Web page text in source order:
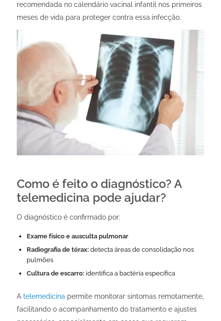
recomendada no calendário vacinal infantil nos primeiros
meses de vida para proteger contra essa infecção.
Como é feito o diagnóstico? A
telemedicina pode ajudar?
O diagnóstico é confirmado por:
Exame físico e ausculta pulmonar
Radiografia de tórax:detecta áreas de consolidação nos
pulmões
Cultura de escarro:identifica a bactéria específica
A telemedicina permite monitorar sintomas remotamente,
facilitando o acompanhamento do tratamento e ajustes